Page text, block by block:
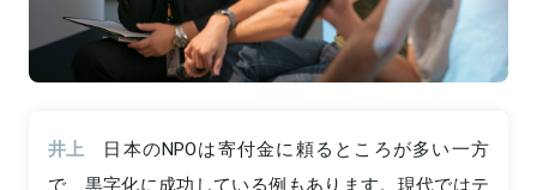
井上
日本のNPOは寄付金に頼るところが多い一方
で、黒字化に成功している例もあります。現代ではテ